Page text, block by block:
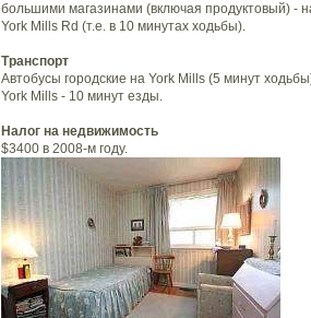
большими магазинами (включая продуктовый) -
York Mills Rd (т.е. в 10 минутах ходьбы).
Транспорт
Автобусы городские на York Mills (5 минут
York Mills - 10 минут езды.
Налог на недвижимость
$3400 в 2008-м году.